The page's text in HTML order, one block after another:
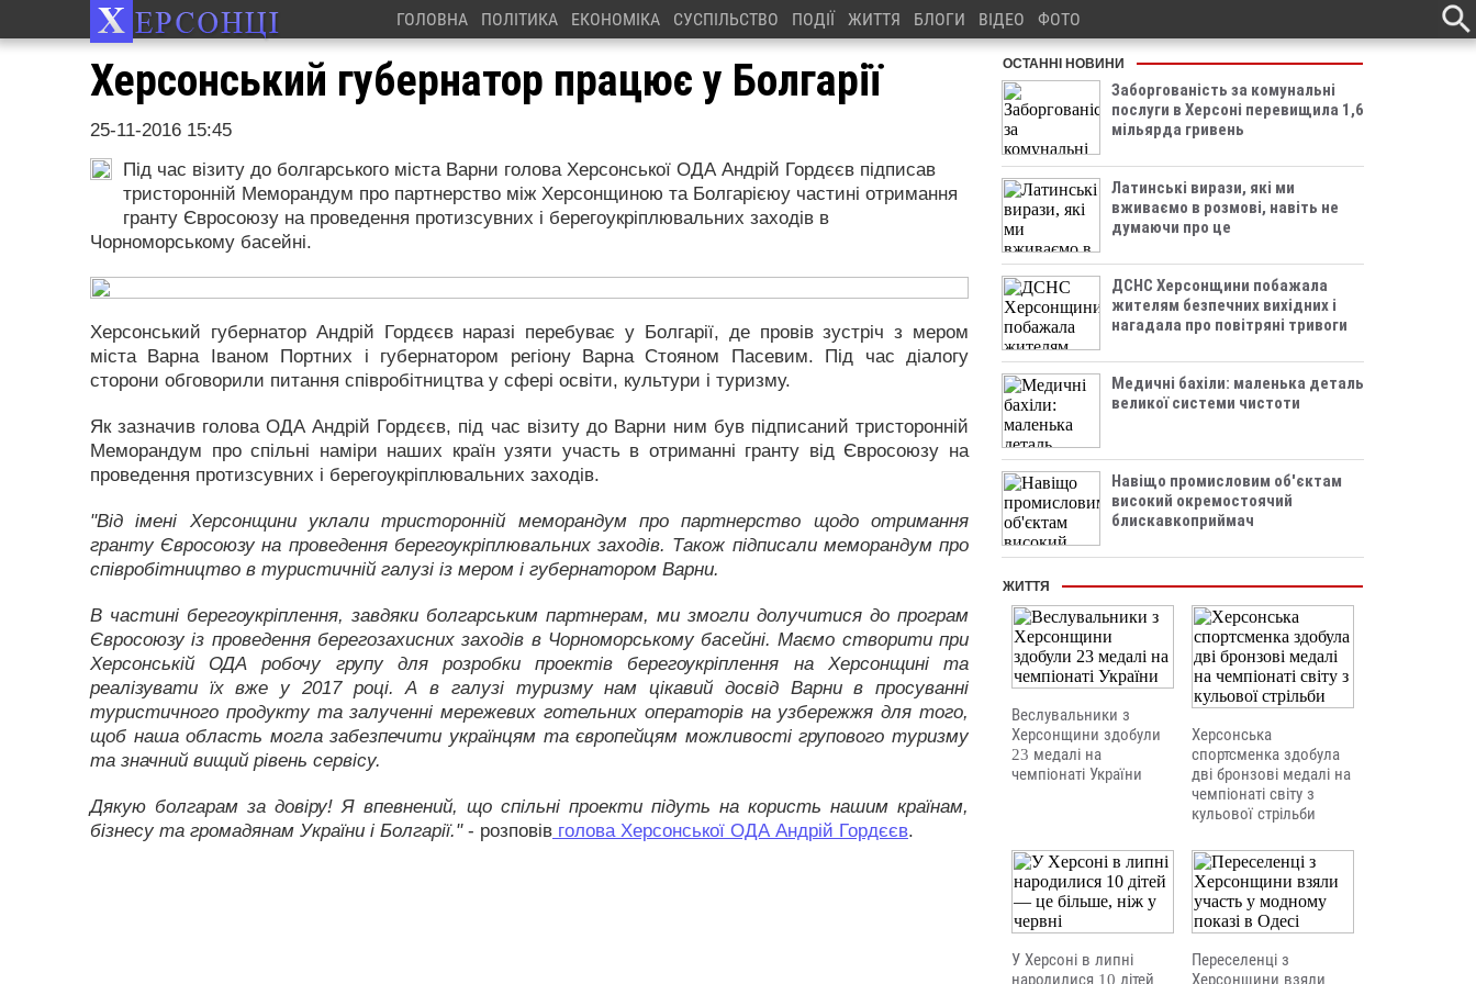
ГОЛОВНА ПОЛІТИКА ЕКОНОМІКА СУСПІЛЬСТВО ПОДІЇ ЖИТТЯ БЛОГИ ВІДЕО ФОТО
Херсонський губернатор працює у Болгарії
25-11-2016 15:45
Під час візиту до болгарського міста Варни голова Херсонської ОДА Андрій Гордєєв підписав
тристоронній Меморандум про партнерство між Херсонщиною та Болгарієюу частині отримання
гранту Євросоюзу на проведення протизсувних і берегоукріплювальних заходів в
Чорноморському басейні.
Херсонський губернатор Андрій Гордєєв наразі перебуває у Болгарії, де провів зустріч з мером
міста Варна Іваном Портних і губернатором регіону Варна Стояном Пасевим. Під час діалогу
сторони обговорили питання співробітництва у сфері освіти, культури і туризму.
Як зазначив голова ОДА Андрій Гордєєв, під час візиту до Варни ним був підписаний тристоронній
Меморандум про спільні наміри наших країн узяти участь в отриманні гранту від Євросоюзу на
проведення протизсувних і берегоукріплювальних заходів.
"Від імені Херсонщини уклали тристоронній меморандум про партнерство щодо отримання
гранту Євросоюзу на проведення берегоукріплювальних заходів. Також підписали меморандум про
співробітництво в туристичній галузі із мером і губернатором Варни.
В частині берегоукріплення, завдяки болгарським партнерам, ми змогли долучитися до програм
Євросоюзу із проведення берегозахисних заходів в Чорноморському басейні. Маємо створити при
Херсонській ОДА робочу групу для розробки проектів берегоукріплення на Херсонщині та
реалізувати їх вже у 2017 році. А в галузі туризму нам цікавий досвід Варни в просуванні
туристичного продукту та залученні мережевих готельних операторів на узбережжя для того,
щоб наша область могла забезпечити українцям та європейцям можливості групового туризму
та значний вищий рівень сервісу.
Дякую болгарам за довіру! Я впевнений, що спільні проекти підуть на користь нашим країнам,
бізнесу та громадянам України і Болгарії."- розповів голова Херсонської ОДА Андрій Гордєєв.
ОСТАННІ НОВИНИ
Заборгованість за комунальні
послуги в Херсоні перевищила 1,6
мільярда гривень
Латинські вирази, які ми
вживаємо в розмові, навіть не
думаючи про це
ДСНС Херсонщини побажала
жителям безпечних вихідних і
нагадала про повітряні тривоги
Медичні бахіли: маленька деталь
великої системи чистоти
Навіщо промисловим об'єктам
високий окремостоячий
блискавкоприймач
ЖИТТЯ
Веслувальники з
Херсонщини здобули
23 медалі на
чемпіонаті України
Херсонська
спортсменка здобула
дві бронзові медалі на
чемпіонаті світу з
кульової стрільби
У Херсоні в липні
народилися 10 дітей
Переселенці з
Херсонщини взяли